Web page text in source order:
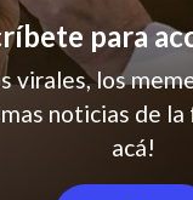
boba para
virales, los
noticias de la
acá!